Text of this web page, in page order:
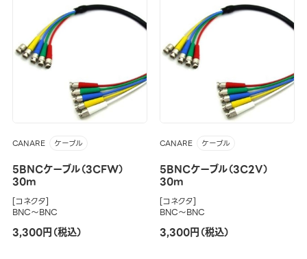
CANARE ケーブル
5BNCケーブル（3CFW）
30m
[コネクタ]
BNC～BNC
3,300円（税込）
CANARE ケーブル
5BNCケーブル（3C2V）
30m
[コネクタ]
BNC～BNC
3,300円（税込）